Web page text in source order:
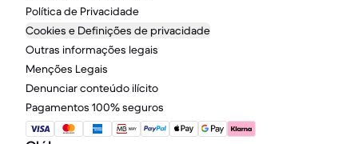
Política de Privacidade
Cookies e Definições de privacidade
Outras informações legais
Menções Legais
Denunciar conteúdo ilícito
Pagamentos 100% seguros